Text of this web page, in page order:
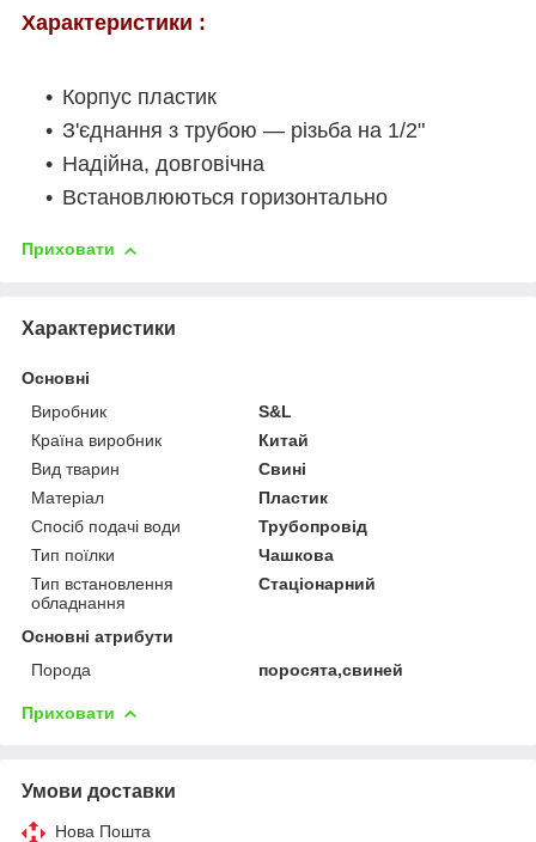
Характеристики :
Корпус пластик
З'єднання з трубою ― різьба на 1/2"
Надійна, довговічна
Встановлюються горизонтально
Приховати
Характеристики
Основні
Виробник
S&L
Країна виробник
Китай
Вид тварин
Свині
Матеріал
Пластик
Спосіб подачі води
Трубопровід
Тип поїлки
Чашкова
Тип встановлення
обладнання
Стаціонарний
Основні атрибути
Порода
поросята,свиней
Приховати
Умови доставки
Нова Пошта